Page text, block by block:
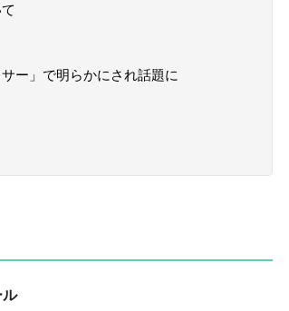
ー」で明らかにされ話題に